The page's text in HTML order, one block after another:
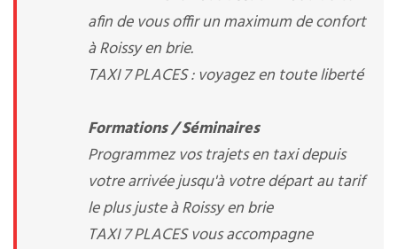
afin de vous offir un maximum de confort
à Roissy en brie.
TAXI 7 PLACES : voyagez en toute liberté
Formations / Séminaires
Programmez vos trajets en taxi depuis
votre arrivée jusqu'à votre départ au tarif
le plus juste à Roissy en brie
TAXI 7 PLACES vous accompagne